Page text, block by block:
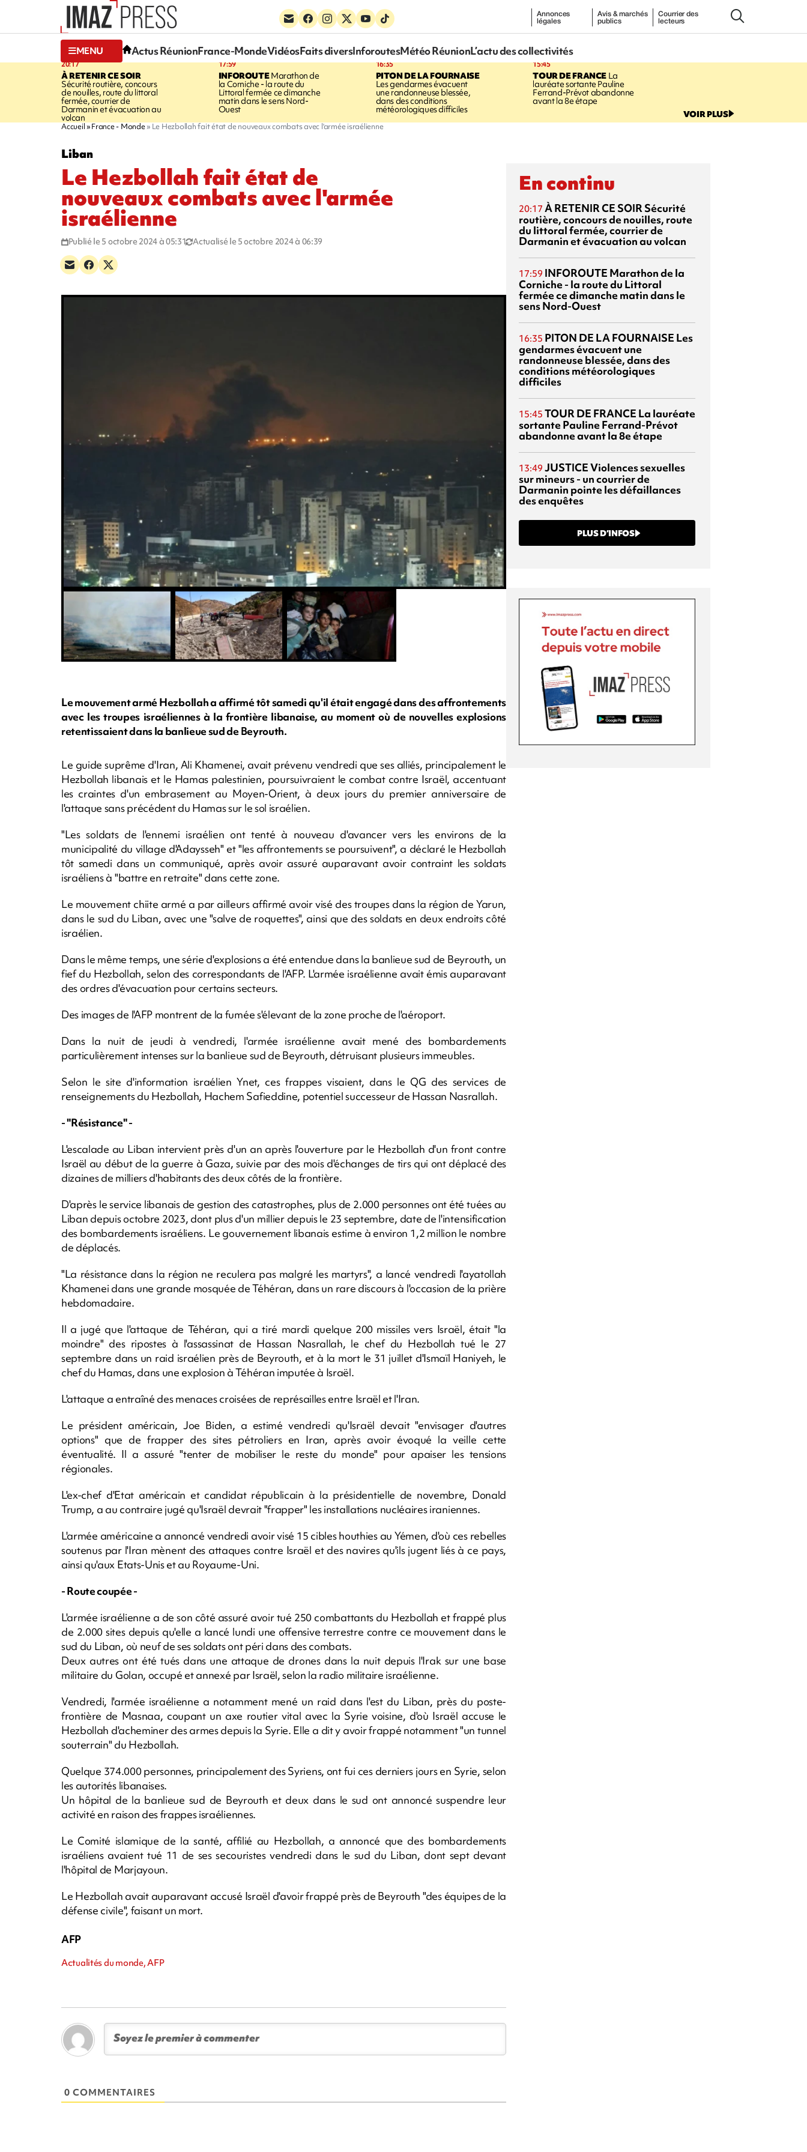
Annonces
légales
Avis & marchés
publics
Courrier des
lecteurs
MENU Actus RéunionFrance-MondeVidéosFaits diversInforoutesMétéo RéunionL’actu des collectivités
20:17
À RETENIR CE SOIR
Sécurité routière, concours
de nouilles, route du littoral
fermée, courrier de
Darmanin et évacuation au
volcan
17:59
INFOROUTEMarathon de
la Corniche - la route du
Littoral fermée ce dimanche
matin dans le sens Nord-
Ouest
16:35
PITON DE LA FOURNAISE
Les gendarmes évacuent
une randonneuse blessée,
dans des conditions
météorologiques difficiles
15:45
TOUR DE FRANCELa
lauréate sortante Pauline
Ferrand-Prévot abandonne
avant la 8e étape
VOIR PLUS
Accueil France - Monde Le Hezbollah fait état de nouveaux combats avec l'armée israélienne
Liban
Le Hezbollah fait état de
nouveaux combats avec l'armée
israélienne
Publié le 5 octobre 2024 à 05:31 Actualisé le 5 octobre 2024 à 06:39
Le mouvement armé Hezbollah a affirmé tôt samedi qu'il était engagé dans des affrontements
avec les troupes israéliennes à la frontière libanaise, au moment où de nouvelles explosions
retentissaient dans la banlieue sud de Beyrouth.
Le guide suprême d'Iran, Ali Khamenei, avait prévenu vendredi que ses alliés, principalement le
Hezbollah libanais et le Hamas palestinien, poursuivraient le combat contre Israël, accentuant
les craintes d'un embrasement au Moyen-Orient, à deux jours du premier anniversaire de
l'attaque sans précédent du Hamas sur le sol israélien.
"Les soldats de l'ennemi israélien ont tenté à nouveau d'avancer vers les environs de la
municipalité du village d'Adaysseh" et "les affrontements se poursuivent", a déclaré le Hezbollah
tôt samedi dans un communiqué, après avoir assuré auparavant avoir contraint les soldats
israéliens à "battre en retraite" dans cette zone.
Le mouvement chiite armé a par ailleurs affirmé avoir visé des troupes dans la région de Yarun,
dans le sud du Liban, avec une "salve de roquettes", ainsi que des soldats en deux endroits côté
israélien.
Dans le même temps, une série d'explosions a été entendue dans la banlieue sud de Beyrouth, un
fief du Hezbollah, selon des correspondants de l'AFP. L'armée israélienne avait émis auparavant
des ordres d'évacuation pour certains secteurs.
Des images de l'AFP montrent de la fumée s'élevant de la zone proche de l'aéroport.
Dans la nuit de jeudi à vendredi, l'armée israélienne avait mené des bombardements
particulièrement intenses sur la banlieue sud de Beyrouth, détruisant plusieurs immeubles.
Selon le site d'information israélien Ynet, ces frappes visaient, dans le QG des services de
renseignements du Hezbollah, Hachem Safieddine, potentiel successeur de Hassan Nasrallah.
- "Résistance" -
L'escalade au Liban intervient près d'un an après l'ouverture par le Hezbollah d'un front contre
Israël au début de la guerre à Gaza, suivie par des mois d'échanges de tirs qui ont déplacé des
dizaines de milliers d'habitants des deux côtés de la frontière.
D'après le service libanais de gestion des catastrophes, plus de 2.000 personnes ont été tuées au
Liban depuis octobre 2023, dont plus d'un millier depuis le 23 septembre, date de l'intensification
des bombardements israéliens. Le gouvernement libanais estime à environ 1,2 million le nombre
de déplacés.
"La résistance dans la région ne reculera pas malgré les martyrs", a lancé vendredi l'ayatollah
Khamenei dans une grande mosquée de Téhéran, dans un rare discours à l'occasion de la prière
hebdomadaire.
Il a jugé que l'attaque de Téhéran, qui a tiré mardi quelque 200 missiles vers Israël, était "la
moindre" des ripostes à l'assassinat de Hassan Nasrallah, le chef du Hezbollah tué le 27
septembre dans un raid israélien près de Beyrouth, et à la mort le 31 juillet d'Ismaïl Haniyeh, le
chef du Hamas, dans une explosion à Téhéran imputée à Israël.
L'attaque a entraîné des menaces croisées de représailles entre Israël et l'Iran.
Le président américain, Joe Biden, a estimé vendredi qu'Israël devait "envisager d'autres
options" que de frapper des sites pétroliers en Iran, après avoir évoqué la veille cette
éventualité. Il a assuré "tenter de mobiliser le reste du monde" pour apaiser les tensions
régionales.
L'ex-chef d'Etat américain et candidat républicain à la présidentielle de novembre, Donald
Trump, a au contraire jugé qu'Israël devrait "frapper" les installations nucléaires iraniennes.
L'armée américaine a annoncé vendredi avoir visé 15 cibles houthies au Yémen, d'où ces rebelles
soutenus par l'Iran mènent des attaques contre Israël et des navires qu'ils jugent liés à ce pays,
ainsi qu'aux Etats-Unis et au Royaume-Uni.
- Route coupée -
L'armée israélienne a de son côté assuré avoir tué 250 combattants du Hezbollah et frappé plus
de 2.000 sites depuis qu'elle a lancé lundi une offensive terrestre contre ce mouvement dans le
sud du Liban, où neuf de ses soldats ont péri dans des combats.
Deux autres ont été tués dans une attaque de drones dans la nuit depuis l'Irak sur une base
militaire du Golan, occupé et annexé par Israël, selon la radio militaire israélienne.
Vendredi, l'armée israélienne a notamment mené un raid dans l'est du Liban, près du poste-
frontière de Masnaa, coupant un axe routier vital avec la Syrie voisine, d'où Israël accuse le
Hezbollah d'acheminer des armes depuis la Syrie. Elle a dit y avoir frappé notamment "un tunnel
souterrain" du Hezbollah.
Quelque 374.000 personnes, principalement des Syriens, ont fui ces derniers jours en Syrie, selon
les autorités libanaises.
Un hôpital de la banlieue sud de Beyrouth et deux dans le sud ont annoncé suspendre leur
activité en raison des frappes israéliennes.
Le Comité islamique de la santé, affilié au Hezbollah, a annoncé que des bombardements
israéliens avaient tué 11 de ses secouristes vendredi dans le sud du Liban, dont sept devant
l'hôpital de Marjayoun.
Le Hezbollah avait auparavant accusé Israël d'avoir frappé près de Beyrouth "des équipes de la
défense civile", faisant un mort.
AFP
Actualités du monde, AFP
0 COMMENTAIRES
En continu
20:17 À RETENIR CE SOIR Sécurité
routière, concours de nouilles, route
du littoral fermée, courrier de
Darmanin et évacuation au volcan
17:59 INFOROUTE Marathon de la
Corniche - la route du Littoral
fermée ce dimanche matin dans le
sens Nord-Ouest
16:35 PITON DE LA FOURNAISE Les
gendarmes évacuent une
randonneuse blessée, dans des
conditions météorologiques
difficiles
15:45 TOUR DE FRANCE La lauréate
sortante Pauline Ferrand-Prévot
abandonne avant la 8e étape
13:49 JUSTICEViolences sexuelles
sur mineurs - un courrier de
Darmanin pointe les défaillances
des enquêtes
PLUS D’INFOS